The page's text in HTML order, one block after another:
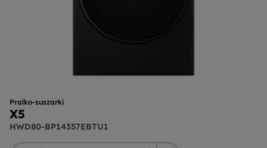
Pralko-suszarki
X5
HWD80-BP14357EBTU1